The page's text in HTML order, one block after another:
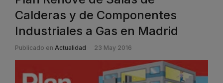
Calderas y de Componentes
Industriales a Gas en Madrid
Publicado en Actualidad 23 May 2016